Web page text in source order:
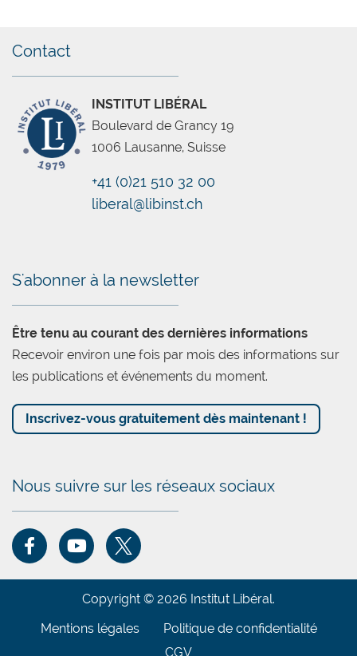
Chatbot
Contact
INSTITUT LIBÉRAL
Boulevard de Grancy 19
1006 Lausanne, Suisse
+41 (0)21 510 32 00
liberal@libinst.ch
S'abonner à la newsletter
Être tenu au courant des dernières informations
Recevoir environ une fois par mois des informations sur
les publications et événements du moment.
Inscrivez-vous gratuitement dès maintenant !
Nous suivre sur les réseaux sociaux
Copyright © 2026 Institut Libéral.
Mentions légales
Politique de confidentialité
CGV